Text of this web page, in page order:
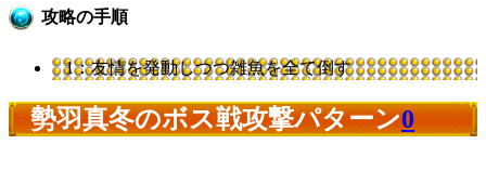
攻略の手順
1：友情を発動しつつ雑魚を全て倒す
勢羽真冬のボス戦攻撃パターン0